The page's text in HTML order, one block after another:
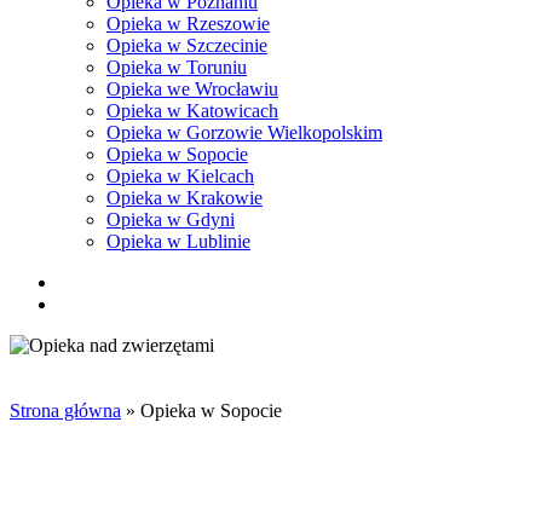
Opieka w Rzeszowie
Opieka w Szczecinie
Opieka w Toruniu
Opieka we Wrocławiu
Opieka w Katowicach
Opieka w Gorzowie Wielkopolskim
Opieka w Sopocie
Opieka w Kielcach
Opieka w Krakowie
Opieka w Gdyni
Opieka w Lublinie
Strona główna » Opieka w Sopocie